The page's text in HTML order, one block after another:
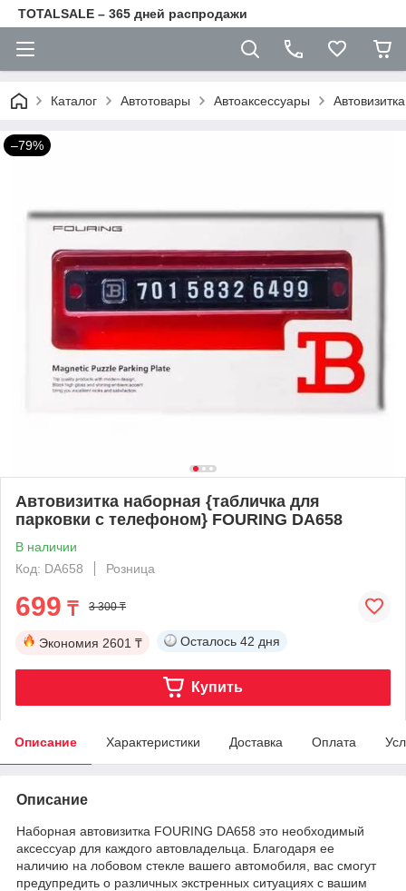
TOTALSALE – 365 дней распродажи
Каталог Автотовары Автоаксессуары
–79%
Автовизитка наборная {табличка для
парковки с телефоном} FOURING DA658
В наличии
Код: DA658
Розница
699 ₸ 3 300 ₸
Экономия 2601 ₸ Осталось 42 дня
Купить
Описание Характеристики Доставка Оплата
Описание
Наборная автовизитка FOURING DA658 это необходимый
аксессуар для каждого автовладельца. Благодаря ее
наличию на лобовом стекле вашего автомобиля, вас смогут
предупредить о различных экстренных ситуациях с вашим